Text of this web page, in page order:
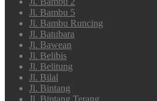
Jl. Bambu 5
Jl. Bambu Runcing
Jl. Batubara
Jl. Bawean
Jl. Belibis
Jl. Belitung
Jl. Bilal
Jl. Bintang
Jl. Bintang Terang